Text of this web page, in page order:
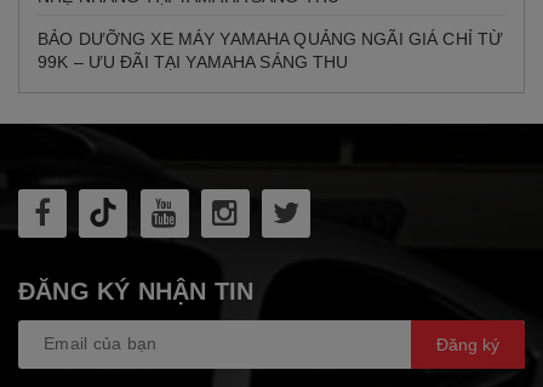
BẢO DƯỠNG XE MÁY YAMAHA QUẢNG NGÃI GIÁ CHỈ TỪ
99K – ƯU ĐÃI TẠI YAMAHA SÁNG THU
ĐĂNG KÝ NHẬN TIN
Đăng ký